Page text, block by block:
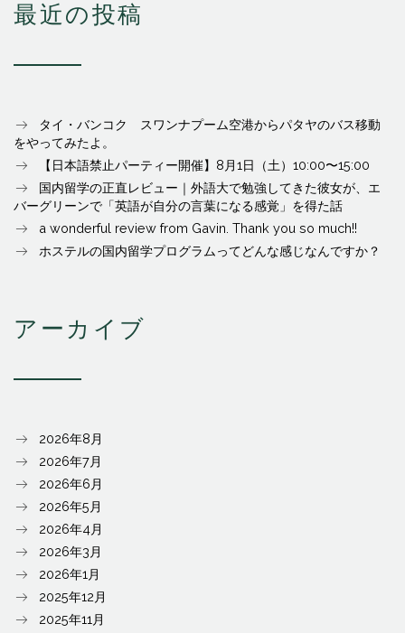
最近の投稿
タイ・バンコク スワンナプーム空港からパタヤのバス移動
をやってみたよ。
【日本語禁止パーティー開催】8月1日（土）10:00〜15:00
国内留学の正直レビュー｜外語大で勉強してきた彼女が、エ
バーグリーンで「英語が自分の言葉になる感覚」を得た話
a wonderful review from Gavin. Thank you so much!!
ホステルの国内留学プログラムってどんな感じなんですか？
アーカイブ
2026年8月
2026年7月
2026年6月
2026年5月
2026年4月
2026年3月
2026年1月
2025年12月
2025年11月